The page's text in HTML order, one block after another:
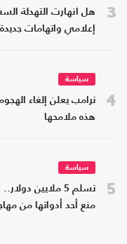
3
هل انهارت التهدئة
إعلامي واتهامات جديدة
4
سياسة
ترامب يعلن إلغاء
هذه ملامحها
5
سياسة
تسلم 5 ملايين
منع أحد أدواتها من